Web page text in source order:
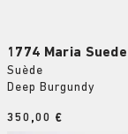
1774 Maria Suede
Suède
Deep Burgundy
Price:
350,00 €